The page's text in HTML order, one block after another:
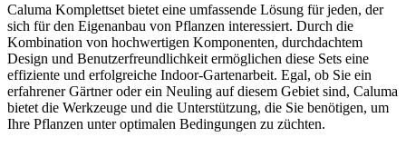
Caluma Komplettset bietet eine umfassende Lösung für jeden, der
sich für den Eigenanbau von Pflanzen interessiert. Durch die
Kombination von hochwertigen Komponenten, durchdachtem
Design und Benutzerfreundlichkeit ermöglichen diese Sets eine
effiziente und erfolgreiche Indoor-Gartenarbeit. Egal, ob Sie ein
erfahrener Gärtner oder ein Neuling auf diesem Gebiet sind, Caluma
bietet die Werkzeuge und die Unterstützung, die Sie benötigen, um
Ihre Pflanzen unter optimalen Bedingungen zu züchten.